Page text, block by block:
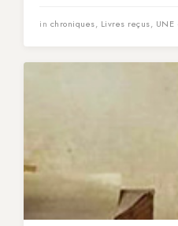
in chroniques, Livres reçus, UNE